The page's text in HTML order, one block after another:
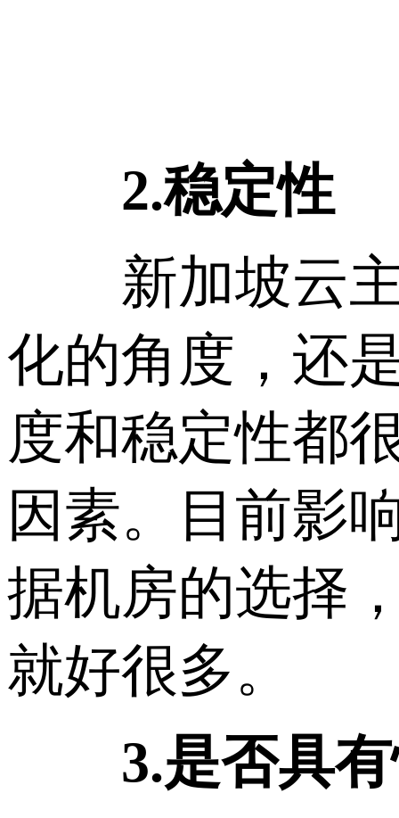
2.稳定性
新加坡云主
化的角度，还
度和稳定性都
因素。目前影
据机房的选择
就好很多。
3.是否具